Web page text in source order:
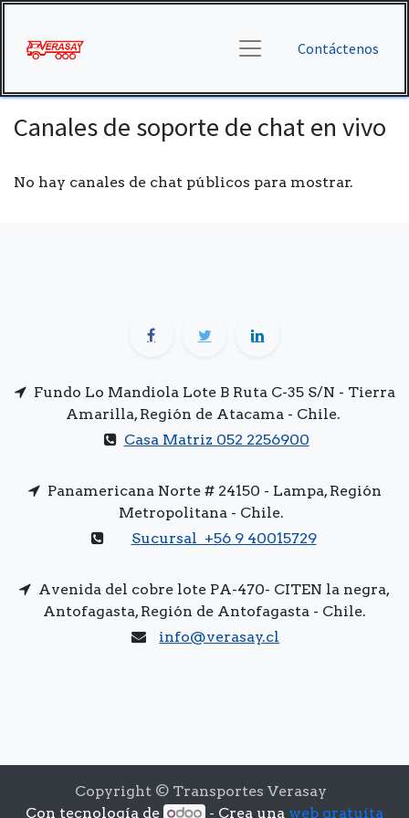
Contáctenos
Canales de soporte de chat en vivo
No hay canales de chat públicos para mostrar.
Fundo Lo Mandiola Lote B Ruta C-35 S/N - Tierra
Amarilla, Región de Atacama - Chile.
Casa Matriz 052 2256900
Panamericana Norte # 24150 - Lampa, Región
Metropolitana - Chile.
Sucursal +56 9 40015729
Avenida del cobre lote PA-470- CITEN la negra,
Antofagasta, Región de Antofagasta - Chile.
info@verasay.cl
Copyright © Transportes Verasay
Con tecnología de
- Crea una web gratuita